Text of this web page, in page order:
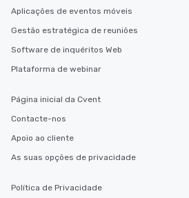
Aplicações de eventos móveis
Gestão estratégica de reuniões
Software de inquéritos Web
Plataforma de webinar
Página inicial da Cvent
Contacte-nos
Apoio ao cliente
As suas opções de privacidade
Política de Privacidade